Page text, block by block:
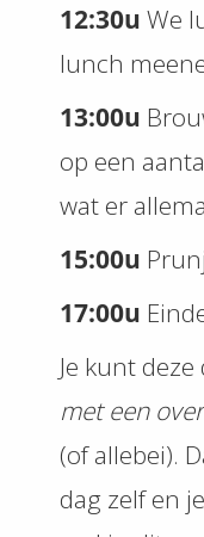
12:30u We
lunch
13:00u
op een
wat er
15:00u
17:00u
Je kunt
met een
(of allebei).
dag zelf en